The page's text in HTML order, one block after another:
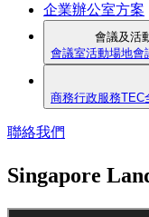
企業辦公室方案
會議及活
會議室活動場地會
商務行政服務TEC
聯絡我們
Singapore